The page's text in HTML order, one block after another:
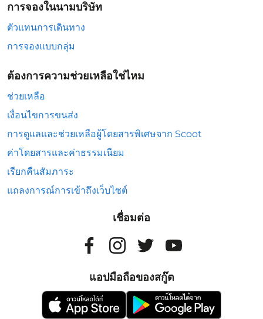
การจองในนามบริษัท
ตัวแทนการเดินทาง
การจองแบบกลุ่ม
ต้องการความช่วยเหลือใช่ไหม
ช่วยเหลือ
เงื่อนไขการขนส่ง
การดูแลและช่วยเหลือผู้โดยสารพิเศษจาก Scoot
ค่าโดยสารและค่าธรรมเนียม
เรียกคืนสัมภาระ
แถลงการณ์การเข้าถึงเว็บไซต์
เชื่อมต่อ
แอปมือถือของสกู๊ต